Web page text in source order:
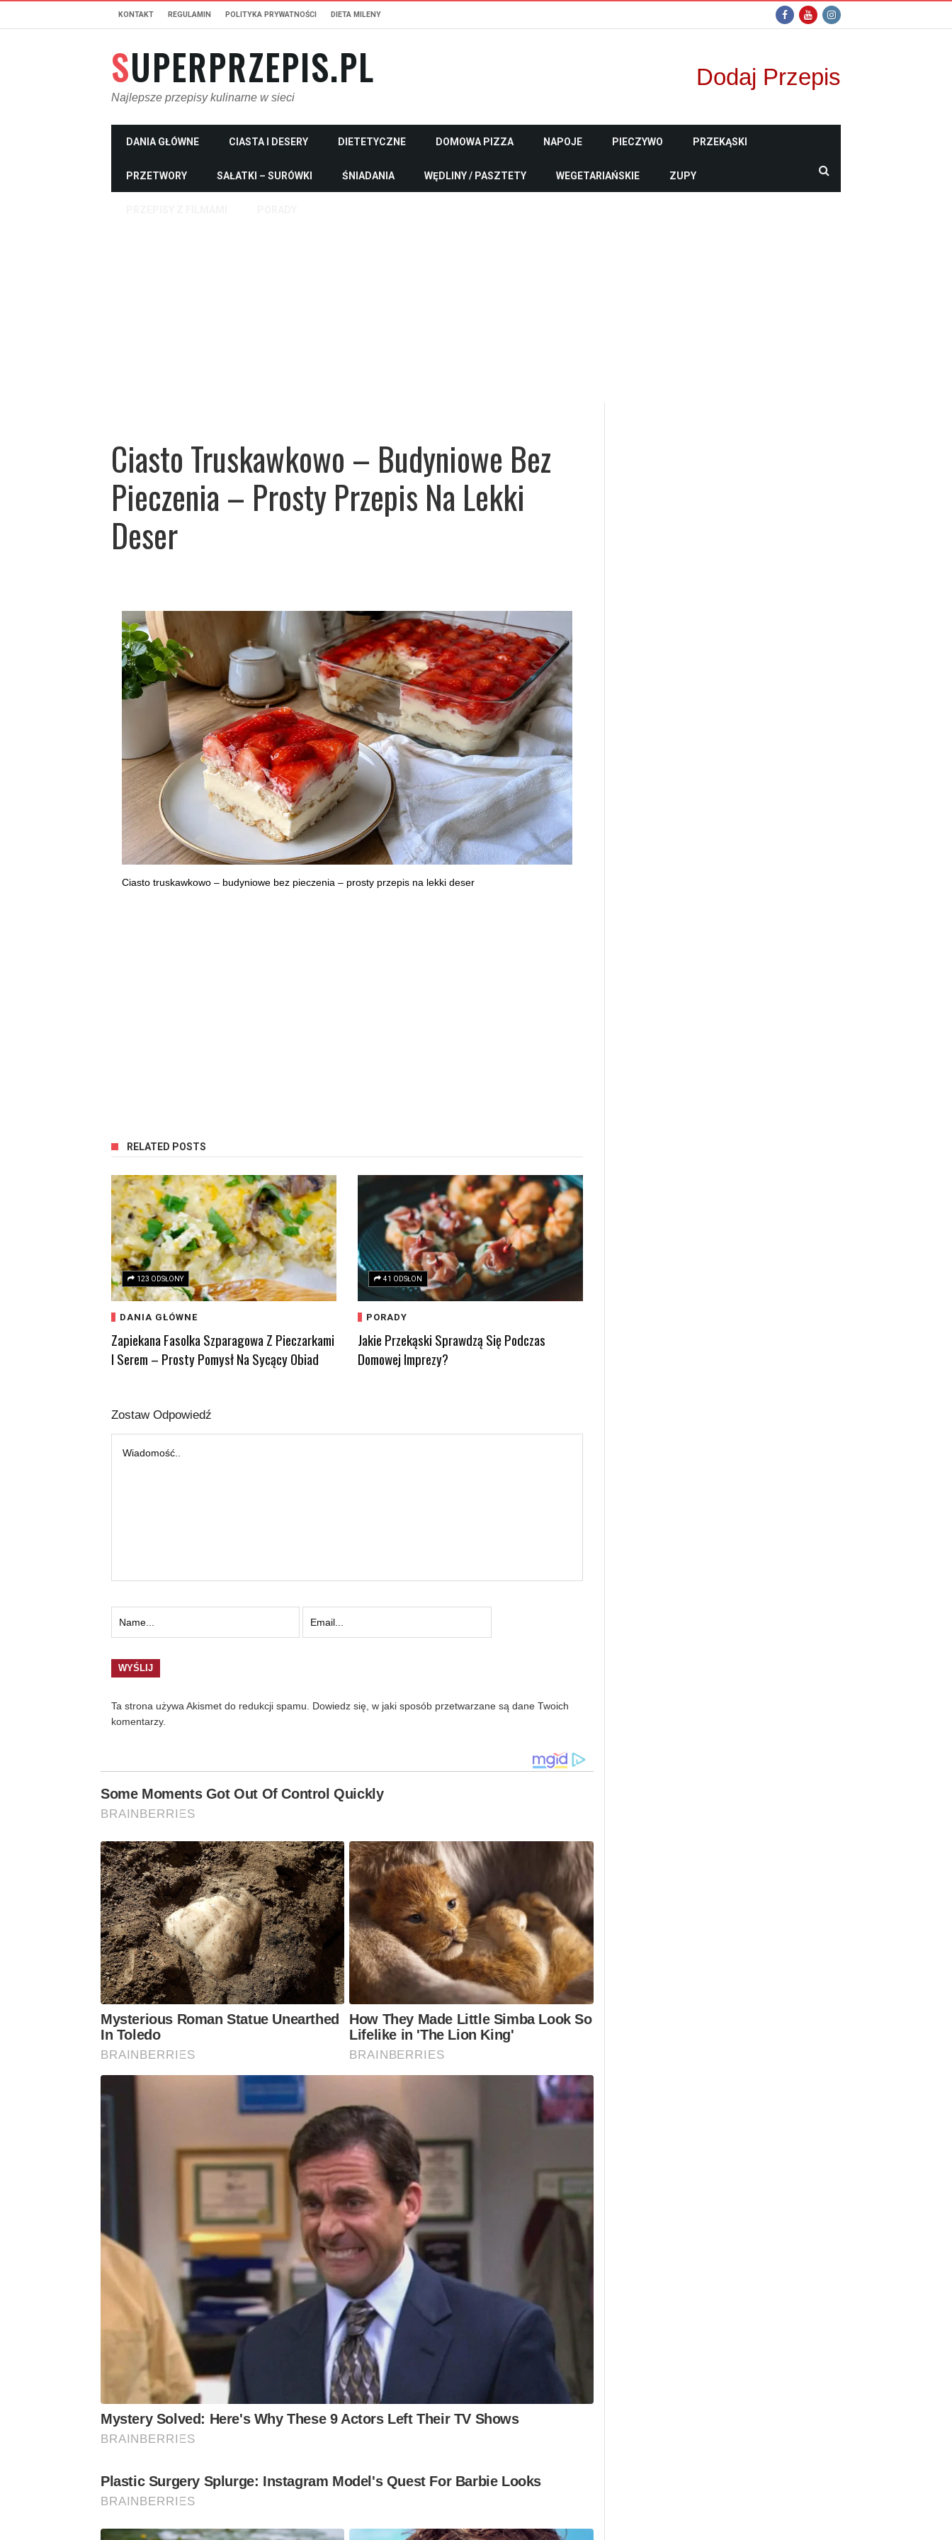
KONTAKT REGULAMIN POLITYKA PRYWATNOŚCI DIETA MILENY
SUPERPRZEPIS.PL
Najlepsze przepisy kulinarne w sieci
Dodaj Przepis
DANIA GŁÓWNE CIASTA I DESERY DIETETYCZNE DOMOWA PIZZA NAPOJE PIECZYWO PRZEKĄSKI
PRZETWORY SAŁATKI – SURÓWKI ŚNIADANIA WĘDLINY / PASZTETY WEGETARIAŃSKIE ZUPY
Ciasto Truskawkowo – Budyniowe Bez
Pieczenia – Prosty Przepis Na Lekki
Deser
Ciasto truskawkowo – budyniowe bez pieczenia – prosty przepis na lekki deser
RELATED POSTS
123 ODSŁONY
DANIA GŁÓWNE
Zapiekana Fasolka Szparagowa Z Pieczarkami
I Serem – Prosty Pomysł Na Sycący Obiad
41 ODSŁON
PORADY
Jakie Przekąski Sprawdzą Się Podczas
Domowej Imprezy?
Zostaw Odpowiedź
Ta strona używa Akismet do redukcji spamu. Dowiedz się, w jaki sposób przetwarzane są dane Twoich
komentarzy.